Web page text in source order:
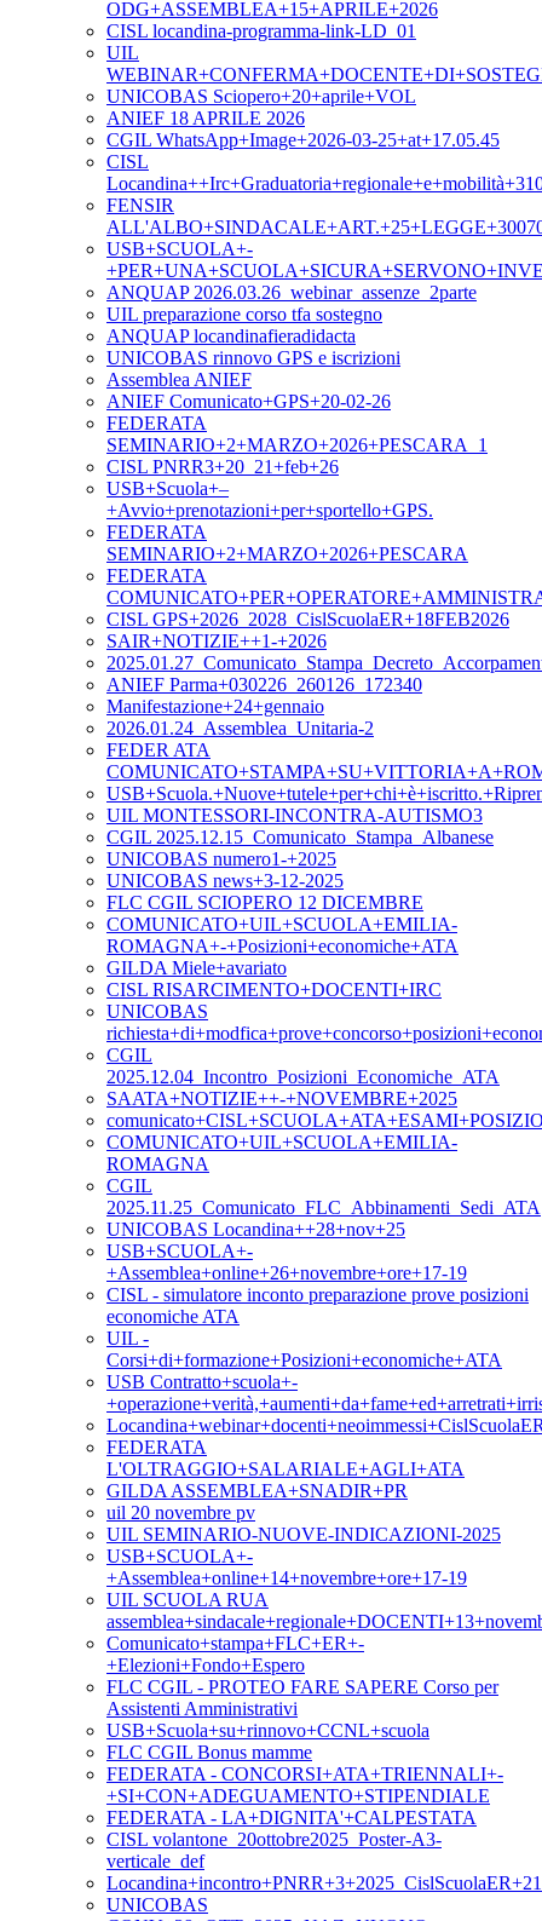
ODG+ASSEMBLEA+15+APRILE+2026
CISL locandina-programma-link-LD_01
UIL
UNICOBAS Sciopero+20+aprile+VOL
ANIEF 18 APRILE 2026
CGIL WhatsApp+Image+2026-03-25+at+17.05.45
CISL
FENSIR
USB+SCUOLA+-
ANQUAP 2026.03.26_webinar_assenze_2parte
UIL preparazione corso tfa sostegno
ANQUAP locandinafieradidacta
UNICOBAS rinnovo GPS e iscrizioni
Assemblea ANIEF
ANIEF Comunicato+GPS+20-02-26
FEDERATA
SEMINARIO+2+MARZO+2026+PESCARA_1
CISL PNRR3+20_21+feb+26
USB+Scuola+–
+Avvio+prenotazioni+per+sportello+GPS.
FEDERATA
SEMINARIO+2+MARZO+2026+PESCARA
FEDERATA
CISL GPS+2026_2028_CislScuolaER+18FEB2026
SAIR+NOTIZIE++1-+2026
ANIEF Parma+030226_260126_172340
Manifestazione+24+gennaio
2026.01.24_Assemblea_Unitaria-2
FEDER ATA
UIL MONTESSORI-INCONTRA-AUTISMO3
CGIL 2025.12.15_Comunicato_Stampa_Albanese
UNICOBAS numero1-+2025
UNICOBAS news+3-12-2025
FLC CGIL SCIOPERO 12 DICEMBRE
COMUNICATO+UIL+SCUOLA+EMILIA-
ROMAGNA+-+Posizioni+economiche+ATA
GILDA Miele+avariato
CISL RISARCIMENTO+DOCENTI+IRC
UNICOBAS
CGIL
2025.12.04_Incontro_Posizioni_Economiche_ATA
SAATA+NOTIZIE++-+NOVEMBRE+2025
COMUNICATO+UIL+SCUOLA+EMILIA-
ROMAGNA
CGIL
2025.11.25_Comunicato_FLC_Abbinamenti_Sedi_ATA
UNICOBAS Locandina++28+nov+25
USB+SCUOLA+-
+Assemblea+online+26+novembre+ore+17-19
CISL - simulatore inconto preparazione prove posizioni
economiche ATA
UIL -
Corsi+di+formazione+Posizioni+economiche+ATA
USB Contratto+scuola+-
FEDERATA
L'OLTRAGGIO+SALARIALE+AGLI+ATA
GILDA ASSEMBLEA+SNADIR+PR
uil 20 novembre pv
UIL SEMINARIO-NUOVE-INDICAZIONI-2025
USB+SCUOLA+-
+Assemblea+online+14+novembre+ore+17-19
UIL SCUOLA RUA
Comunicato+stampa+FLC+ER+-
+Elezioni+Fondo+Espero
FLC CGIL - PROTEO FARE SAPERE Corso per
Assistenti Amministrativi
USB+Scuola+su+rinnovo+CCNL+scuola
FLC CGIL Bonus mamme
FEDERATA - CONCORSI+ATA+TRIENNALI+-
+SI+CON+ADEGUAMENTO+STIPENDIALE
FEDERATA - LA+DIGNITA'+CALPESTATA
CISL volantone_20ottobre2025_Poster-A3-
verticale_def
UNICOBAS